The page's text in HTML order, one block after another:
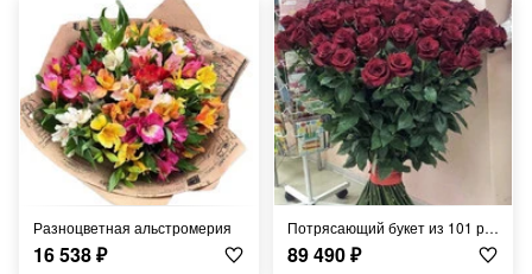
Разноцветная альстромерия
16 538₽
Потрясающий букет из 101 розы 100 см
89 490₽